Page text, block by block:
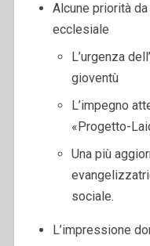
Alcune priorità
ecclesiale
L’urgenza
gioventù
L’impegno
«Progetto-
Una più
sociale.
L’impressione